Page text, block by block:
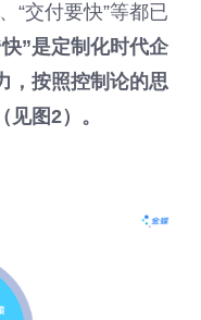
“交付要快”等都已
快”是定制化时代企
，按照控制论的思
图2）。